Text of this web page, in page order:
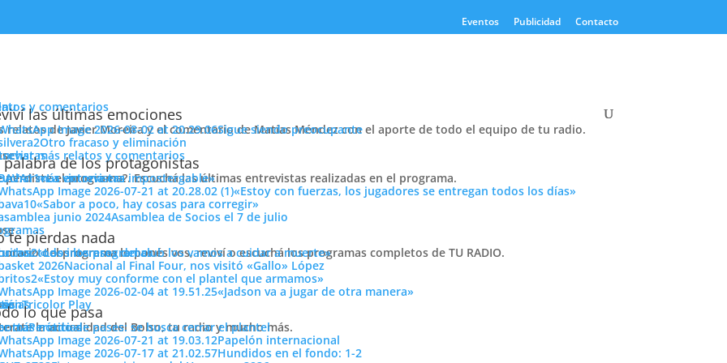
Eventos Publicidad Contacto
y comentarios
las últimas emociones
relatos de Javier Moreira y el comentario de Matías Méndez con el aporte de todo el equipo de tu radio.
Sigue siendo preocupante
Otro fracaso y eliminación
más relatos y comentarios
palabra de los protagonistas
perdiste el programa?. Escuchá las últimas entrevistas realizadas en el programa.
más entrevistas
«La victoria era impostergable»
«Estoy con fuerzas, los jugadores se entregan todos los días»
«Sabor a poco, hay cosas para corregir»
Asamblea de Socios el 7 de julio
te pierdas nada
del programa lo ponés vos, reviví o escuchá los programas completos de TU RADIO.
todos los programas
«Los intereses del club los vamos a cuidar a muerte»
Nacional al Final Four, nos visitó «Gallo» López
«Estoy muy conforme con el plantel que armamos»
«Jadson va a jugar de otra manera»
Play
lo que pasa
la actualidad del Bolso, tu radio y mucho más.
más noticias
Período de pases: se busca cerrar el plantel
Papelón internacional
Hundidos en el fondo: 1-2
que sea mejor lo individual
rendimiento que aportó mucho en la victoria ante Rentistas,
más metió por el equipo de PASIÓN TRICOLOR 1010 AM
el encuentra dialogamos con el lateral, quien compartió su
a nivel colectivo; a continuación repasamos sus conceptos.
Tweets by PasionTricolor1